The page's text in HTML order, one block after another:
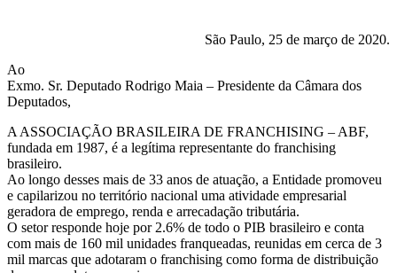
São Paulo, 25 de março de 2020.
Ao
Exmo. Sr. Deputado Rodrigo Maia – Presidente da Câmara dos
Deputados,
A ASSOCIAÇÃO BRASILEIRA DE FRANCHISING – ABF,
fundada em 1987, é a legítima representante do franchising
brasileiro.
Ao longo desses mais de 33 anos de atuação, a Entidade promoveu
e capilarizou no território nacional uma atividade empresarial
geradora de emprego, renda e arrecadação tributária.
O setor responde hoje por 2.6% de todo o PIB brasileiro e conta
com mais de 160 mil unidades franqueadas, reunidas em cerca de 3
mil marcas que adotaram o franchising como forma de distribuição